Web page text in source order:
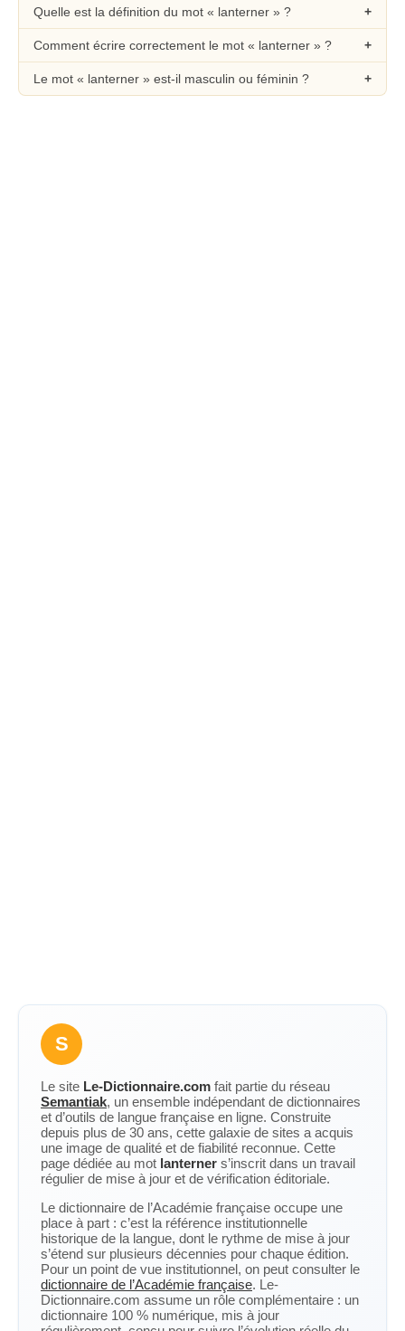
Quelle est la définition du mot « lanterner » ?
Comment écrire correctement le mot « lanterner » ?
Le mot « lanterner » est-il masculin ou féminin ?
S
Le site Le-Dictionnaire.com fait partie du réseau
Semantiak, un ensemble indépendant de dictionnaires
et d’outils de langue française en ligne. Construite
depuis plus de 30 ans, cette galaxie de sites a acquis
une image de qualité et de fiabilité reconnue. Cette
page dédiée au mot lanterner s’inscrit dans un travail
régulier de mise à jour et de vérification éditoriale.
Le dictionnaire de l’Académie française occupe une
place à part : c’est la référence institutionnelle
historique de la langue, dont le rythme de mise à jour
s’étend sur plusieurs décennies pour chaque édition.
Pour un point de vue institutionnel, on peut consulter le
dictionnaire de l’Académie française. Le-
Dictionnaire.com assume un rôle complémentaire : un
dictionnaire 100 % numérique, mis à jour